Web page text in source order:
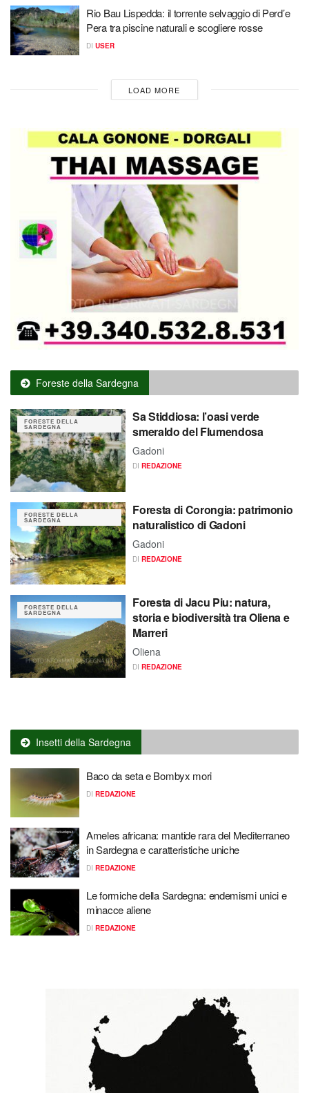
Rio Bau Lispedda: il torrente selvaggio di Perd’e
Pera tra piscine naturali e scogliere rosse
DI USER
LOAD MORE
Foreste della Sardegna
FORESTE DELLA
SARDEGNA
Sa Stiddiosa: l’oasi verde
smeraldo del Flumendosa
Gadoni
DI REDAZIONE
FORESTE DELLA
SARDEGNA
Foresta di Corongia: patrimonio
naturalistico di Gadoni
Gadoni
DI REDAZIONE
FORESTE DELLA
SARDEGNA
Foresta di Jacu Piu: natura,
storia e biodiversità tra Oliena e
Marreri
Oliena
DI REDAZIONE
Insetti della Sardegna
Baco da seta e Bombyx mori
DI REDAZIONE
Ameles africana: mantide rara del Mediterraneo
in Sardegna e caratteristiche uniche
DI REDAZIONE
Le formiche della Sardegna: endemismi unici e
minacce aliene
DI REDAZIONE